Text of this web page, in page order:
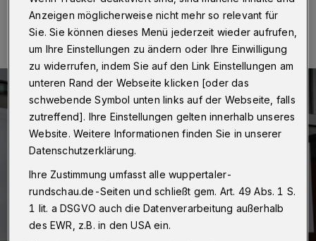
01.11.2024 , 13:00 Uhr Eine Minute Lesezeit
Anzeigen möglicherweise nicht mehr so relevant für
Sie. Sie können dieses Menü jederzeit wieder aufrufen,
um Ihre Einstellungen zu ändern oder Ihre Einwilligung
zu widerrufen, indem Sie auf den Link Einstellungen am
unteren Rand der Webseite klicken [oder das
schwebende Symbol unten links auf der Webseite, falls
zutreffend]. Ihre Einstellungen gelten innerhalb unseres
Website. Weitere Informationen finden Sie in unserer
Datenschutzerklärung.
Ihre Zustimmung umfasst alle wuppertaler-
rundschau.de-Seiten und schließt gem. Art. 49 Abs. 1 S.
1 lit. a DSGVO auch die Datenverarbeitung außerhalb
des EWR, z.B. in den USA ein.